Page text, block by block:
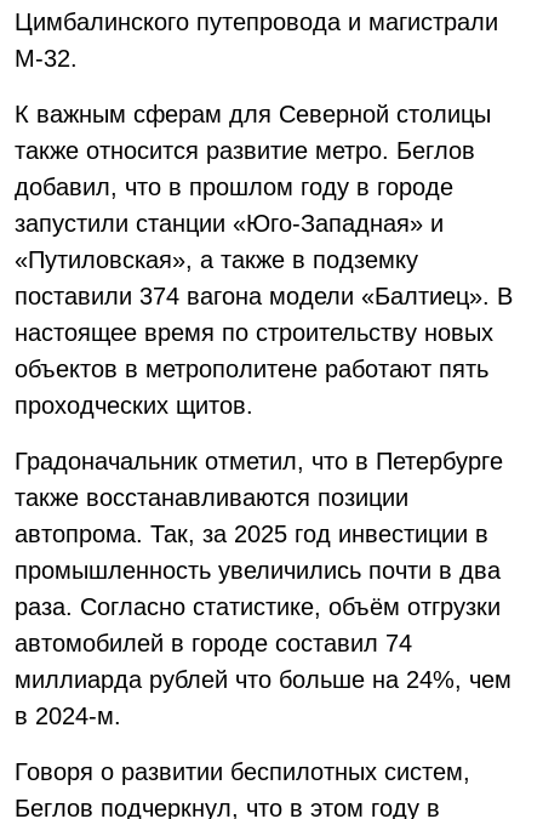
Цимбалинского путепровода и магистрали
М-32.
К важным сферам для Северной столицы
также относится развитие метро. Беглов
добавил, что в прошлом году в городе
запустили станции «Юго-Западная» и
«Путиловская», а также в подземку
поставили 374 вагона модели «Балтиец». В
настоящее время по строительству новых
объектов в метрополитене работают пять
проходческих щитов.
Градоначальник отметил, что в Петербурге
также восстанавливаются позиции
автопрома. Так, за 2025 год инвестиции в
промышленность увеличились почти в два
раза. Согласно статистике, объём отгрузки
автомобилей в городе составил 74
миллиарда рублей что больше на 24%, чем
в 2024-м.
Говоря о развитии беспилотных систем,
Беглов подчеркнул, что в этом году в